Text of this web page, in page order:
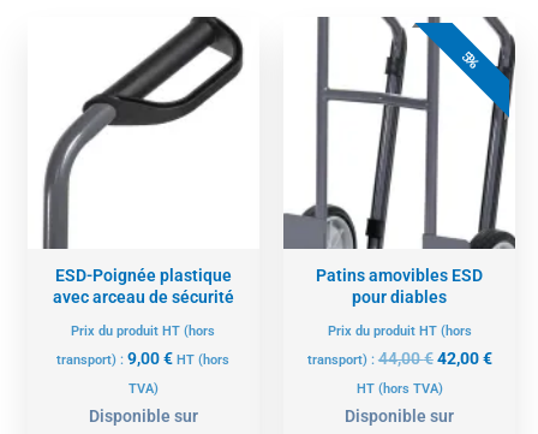
ESD-Poignée plastique
avec arceau de sécurité
Prix du produit HT (hors
transport) :9,00€ HT (hors
TVA)
Disponible sur
5%
Patins amovibles ESD
pour diables
Prix du produit HT (hors
transport) :44,00€
Le
prix
initial
44,00 €.
42,00€
Le
prix
actuel
est :
42,00
HT (hors TVA)
Disponible sur